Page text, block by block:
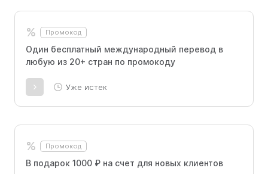
% Промокод
Один бесплатный международный перевод в
любую из 20+ стран по промокоду
Уже истек
% Промокод
В подарок 1000 ₽ на счет для новых клиентов